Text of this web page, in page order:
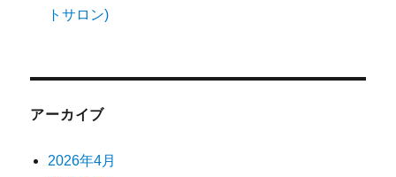
トサロン)
アーカイブ
2026年4月